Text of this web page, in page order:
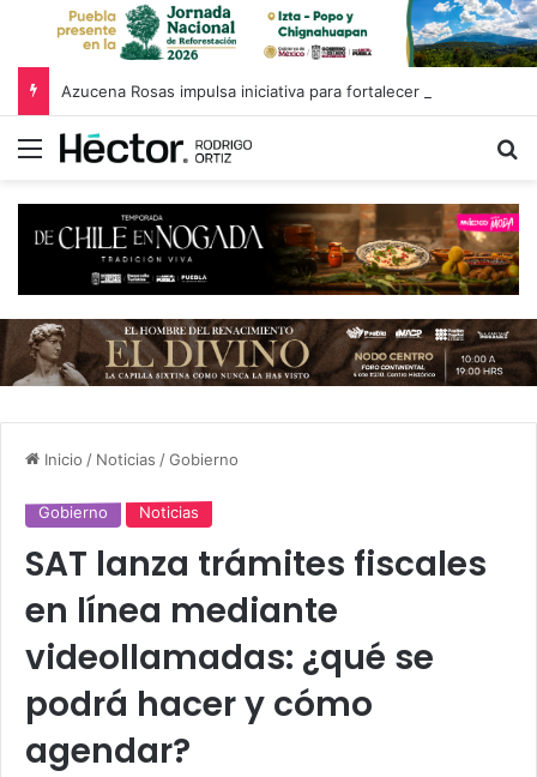
Menú
Inicio / Noticias /Gobierno
Gobierno Noticias
SAT lanza trámites fiscales
en línea mediante
videollamadas: ¿qué se
podrá hacer y cómo
agendar?